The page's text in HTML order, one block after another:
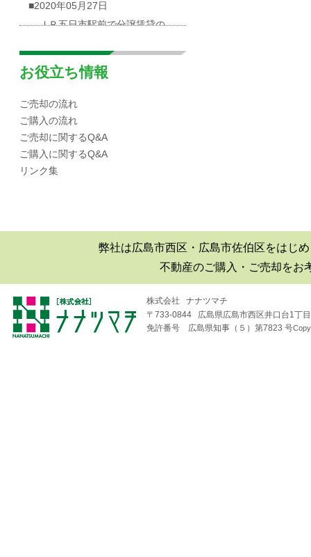
■2020年05月27日
ＪＲ五日市駅前で分譲賃貸の
■2020年05月03日
ョンの概要
■2020年04月30日
☆海が見渡せる一戸建て（売
却物件）を募集しています！
■2018年08月04日
井口台パークスクエアＡ棟
お役立ち情報
ご売却の流れ
ご購入の流れ
ご売却に関するQ&A
ご購入に関するQ&A
リンク集
弊社は広島市西区・広島市佐伯区をはじ
不動産のご購入・ご売却をお
株式会社 ナナツマチ
〒733-0844 広島県広島市西区井口台1丁
免許番号 広島県知事（５）第7823 号